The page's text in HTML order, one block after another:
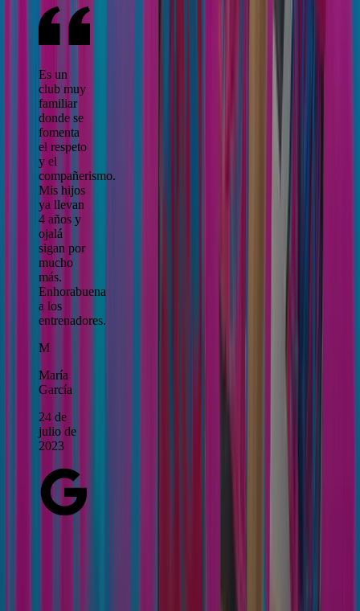
Es un
club muy
familiar
donde se
fomenta
el respeto
y el
compañerismo.
Mis hijos
ya llevan
4 años y
ojalá
sigan por
mucho
más.
Enhorabuena
a los
entrenadores.
M
María
García
24 de
julio de
2023